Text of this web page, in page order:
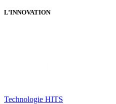
L’INNOVATION
Technologie HITS